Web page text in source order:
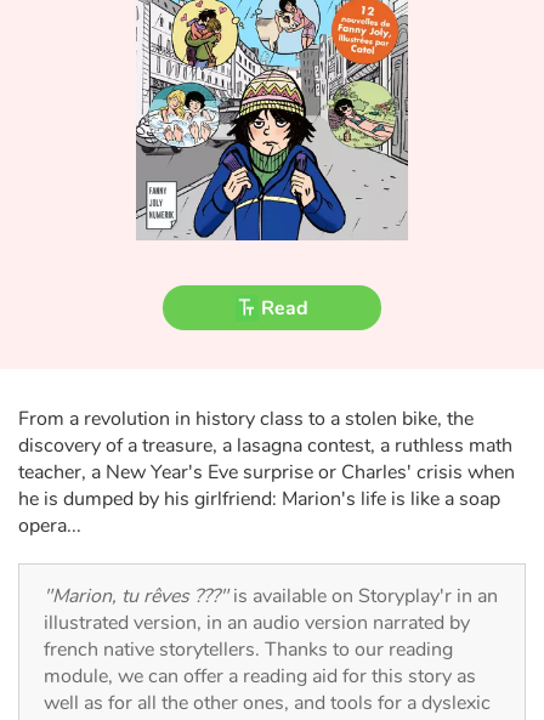
Tales and classics in french
Fable, myth, literature and poetry
Princesses and princes, kings, queens and dragons
Ogres, monsters and witches
Ecology, nature, seasons
The animals
Around the world
Learning
Read
From a revolution in history class to a stolen bike, the
discovery of a treasure, a lasagna contest, a ruthless math
teacher, a New Year's Eve surprise or Charles' crisis when
he is dumped by his girlfriend: Marion's life is like a soap
opera...
"Marion, tu rêves ???"is available on Storyplay'r in an
illustrated version, in an audio version narrated by
french native storytellers. Thanks to our reading
module, we can offer a reading aid for this story as
well as for all the other ones, and tools for a dyslexic